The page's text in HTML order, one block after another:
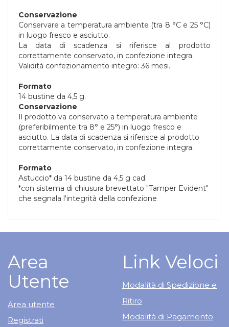
Conservazione
Conservare a temperatura ambiente (tra 8 °C e 25 °C)
in luogo fresco e asciutto.
La data di scadenza si riferisce al prodotto
correttamente conservato, in confezione integra.
Validità confezionamento integro: 36 mesi.
Formato
14 bustine da 4,5 g.
Conservazione
Il prodotto va conservato a temperatura ambiente
(preferibilmente tra 8° e 25°) in luogo fresco e
asciutto. La data di scadenza si riferisce al prodotto
correttamente conservato, in confezione integra.
Formato
Astuccio* da 14 bustine da 4,5 g cad.
*con sistema di chiusura brevettato "Tamper Evident"
che segnala l'integrità della confezione
Area
Utente
Area utente
Registrati
Link Veloci
Modalità di Spedizione e
Ritiro
Modalità di Pagamento